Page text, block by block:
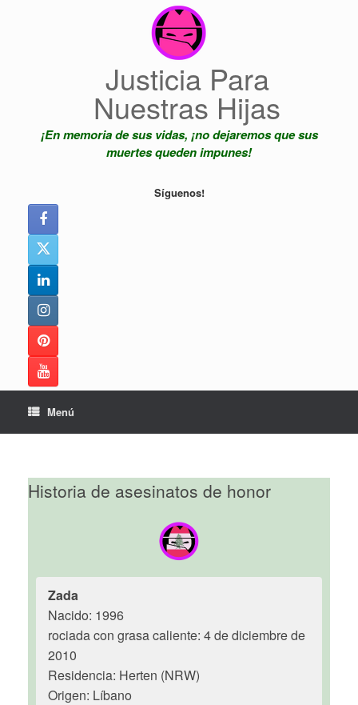
Justicia Para
Nuestras Hijas
¡En memoria de sus vidas, ¡no dejaremos que sus
muertes queden impunes!
Síguenos!
Menú
Historia de asesinatos de honor
Zada
Nacido: 1996
rociada con grasa caliente: 4 de diciembre de
2010
Residencia: Herten (NRW)
Origen: Líbano